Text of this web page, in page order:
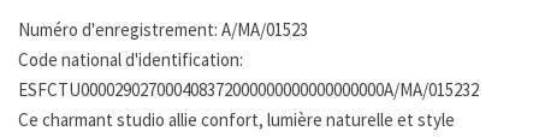
Numéro d'enregistrement: A/MA/01523
Code national d'identification:
ESFCTU000029027000408372000000000000000000A/MA/015232
Ce charmant studio allie confort, lumière naturelle et style